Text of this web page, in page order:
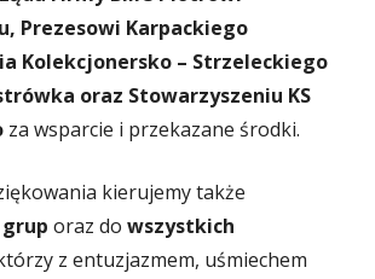
Prezesowi Karpackiego
Kolekcjonersko – Strzeleckiego
oraz Stowarzyszeniu KS
za wsparcie i przekazane środki.
kierujemy także
oraz do wszystkich
z entuzjazmem, uśmiechem